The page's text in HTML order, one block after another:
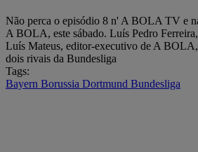
Não perca o episódio 8 n' A BOLA TV e
A BOLA, este sábado. Luís Pedro
Luís Mateus, editor-executivo de A BOLA,
dois rivais da Bundesliga
Tags:
Bayern Borussia Dortmund Bundesliga